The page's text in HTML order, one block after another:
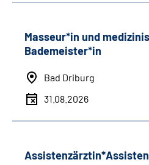
Masseur*in und
Bademeister*in
Bad Driburg
31.08.2026